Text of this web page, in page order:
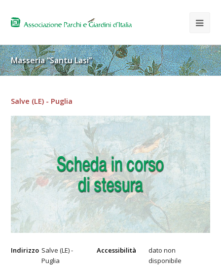
Masseria “Santu Lasi”
Salve (LE) - Puglia
Indirizzo Salve (LE) -
Puglia
Accessibilità
dato non
disponibile